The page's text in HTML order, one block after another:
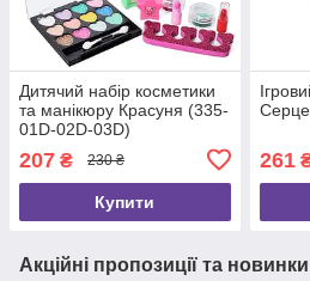
Дитячий набір косметики
та манікюру Красуня (335-
01D-02D-03D)
207 ₴ 230 ₴
Купити
261
Акційні пропозиції та новинки